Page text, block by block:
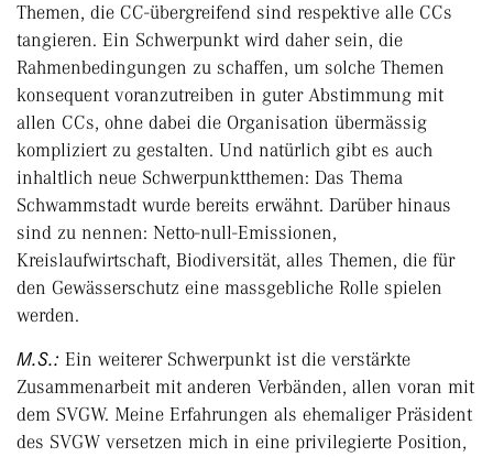
Themen, die CC-übergreifend sind respektive alle CCs
tangieren. Ein Schwerpunkt wird daher sein, die
Rahmenbedingungen zu schaffen, um solche Themen
konsequent voranzutreiben in guter Abstimmung mit
allen CCs, ohne dabei die Organisation übermässig
kompliziert zu gestalten. Und natürlich gibt es auch
inhaltlich neue Schwerpunktthemen: Das Thema
Schwammstadt wurde bereits erwähnt. Darüber hinaus
sind zu nennen: Netto-null-Emissionen,
Kreislaufwirtschaft, Biodiversität, alles Themen, die für
den Gewässerschutz eine massgebliche Rolle spielen
werden.
M.S.: Ein weiterer Schwerpunkt ist die verstärkte
Zusammenarbeit mit anderen Verbänden, allen voran mit
dem SVGW. Meine Erfahrungen als ehemaliger Präsident
des SVGW versetzen mich in eine privilegierte Position,